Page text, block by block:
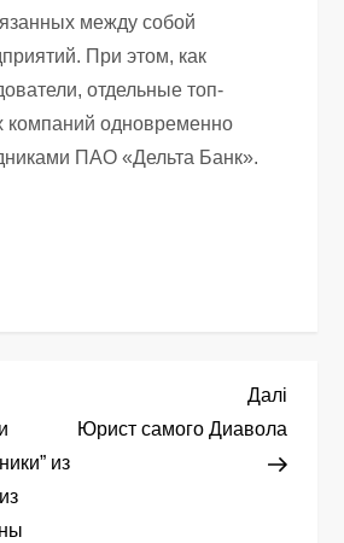
между собой
При этом, как
отдельные топ-
компаний одновременно
ПАО «Дельта Банк».
из
запис
Далі
Юрист самого Диавола